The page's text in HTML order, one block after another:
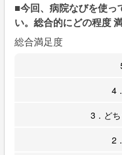
■今回、病院なびを使っ
い。総合的にどの程度
総合満足度
4
3．ど
2